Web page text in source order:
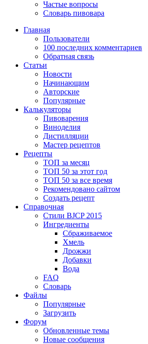
Частые вопросы
Словарь пивовара
Главная
Пользователи
100 последних комментариев
Обратная связь
Статьи
Новости
Начинающим
Авторские
Популярные
Калькуляторы
Пивоварения
Виноделия
Дистилляции
Мастер рецептов
Рецепты
ТОП за месяц
ТОП 50 за этот год
ТОП 50 за все время
Рекомендовано сайтом
Создать рецепт
Справочная
Стили BJCP 2015
Ингредиенты
Сбраживаемое
Хмель
Дрожжи
Добавки
Вода
FAQ
Словарь
Файлы
Популярные
Загрузить
Форум
Обновленные темы
Новые сообщения